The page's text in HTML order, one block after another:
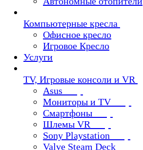
Компьютерные кресла
Офисное кресло
Игровое Кресло
Услуги
TV, Игровые консоли и VR
Asus
Мониторы и TV
Смартфоны
Шлемы VR
Sony Playstation
Valve Steam Deck